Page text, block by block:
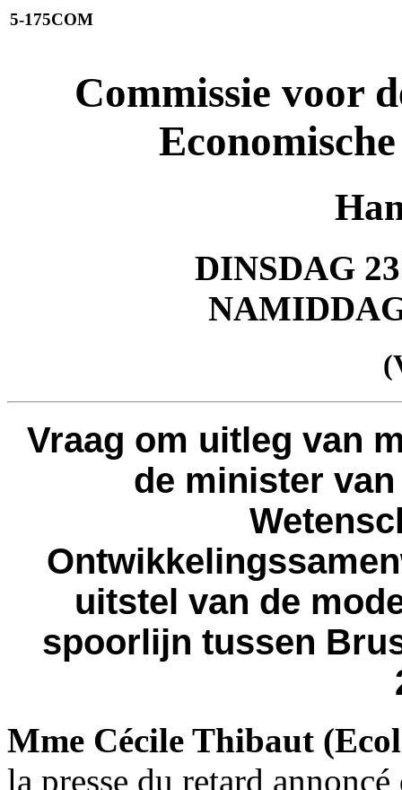
5-175COM
Commissie voor
DINSDAG
Vraag om uitleg van
de minister
uitstel van de
spoorlijn tussen
Mme Cécile Thibaut
la presse du retard